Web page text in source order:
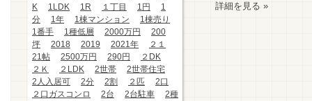
K
1LDK 1R １丁目 1円
1
分
1年 1棟マンション
1棟売り
1番手
1種低層 2000万円
200
坪
2018 2019 2021年
２１
21帖
2500万円 290円
２DK
２Ｋ
２LDK 2世帯
2世帯住宅
2人入居可
2分 2割 ２匹
2口
２口ガスコンロ
2台 2台駐車
2種
詳細を見る »